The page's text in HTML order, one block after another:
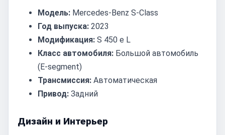
Модель: Mercedes-Benz S-Class
Год выпуска: 2023
Модификация: S 450 e L
Класс автомобиля: Большой автомобиль
(E-segment)
Трансмиссия: Автоматическая
Привод: Задний
Дизайн и Интерьер